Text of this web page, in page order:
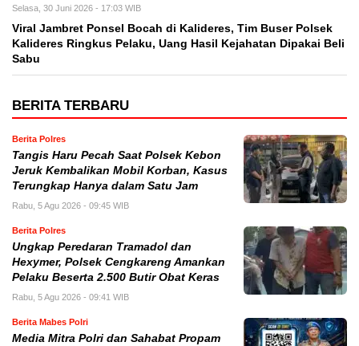
Selasa, 30 Juni 2026 - 17:03 WIB
Viral Jambret Ponsel Bocah di Kalideres, Tim Buser Polsek
Kalideres Ringkus Pelaku, Uang Hasil Kejahatan Dipakai Beli
Sabu
BERITA TERBARU
Berita Polres
Tangis Haru Pecah Saat Polsek Kebon
Jeruk Kembalikan Mobil Korban, Kasus
Terungkap Hanya dalam Satu Jam
Rabu, 5 Agu 2026 - 09:45 WIB
Berita Polres
Ungkap Peredaran Tramadol dan
Hexymer, Polsek Cengkareng Amankan
Pelaku Beserta 2.500 Butir Obat Keras
Rabu, 5 Agu 2026 - 09:41 WIB
Berita Mabes Polri
Media Mitra Polri dan Sahabat Propam